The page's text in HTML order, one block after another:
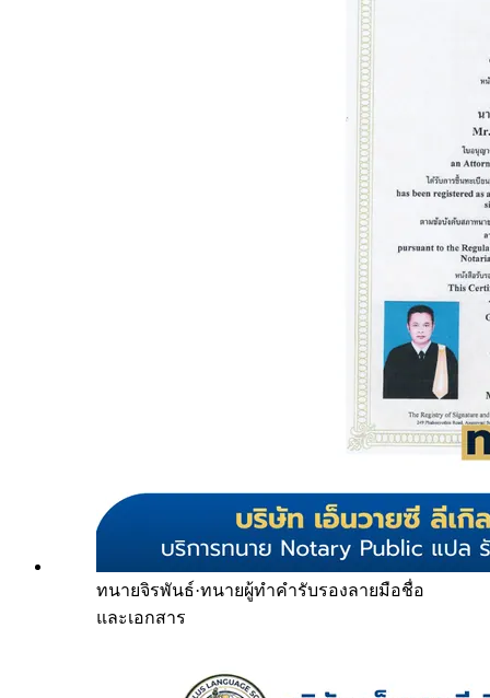
ทนายจิรพันธ์·ทนายผู้ทำคำรับรองลายมือชื่อ
และเอกสาร